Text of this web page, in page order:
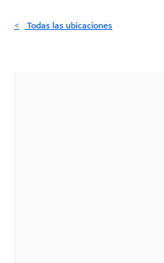
Todas las ubicaciones